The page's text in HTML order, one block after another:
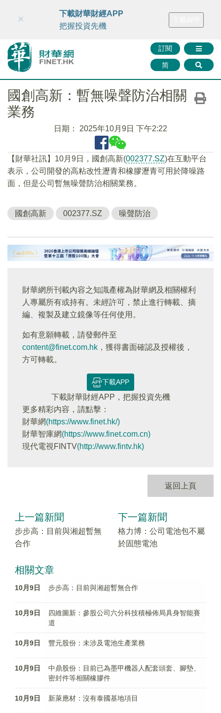
財華智庫網 FINTV FINMETA 財華證券 媒體矩陣
訂閱
简
×
下載財華財經APP
把握投資先機
國創高新：暫無噪聲防治相關
業務
日期： 2025年10月9日 下午2:22
【財華社訊】10月9日，國創高新(002377.SZ)在互動平台
表示，公司開發的高粘改性瀝青和橡膠瀝青可用於降噪路
面，但是公司暫無噪聲防治相關業務。
國創高新 002377.SZ 噪聲防治
財華網所刊載內容之知識產權為財華網及相關權利
人專屬所有或持有。未經許可，禁止進行轉載、摘
編、複製及建立鏡像等任何使用。
如有意願轉載，請發郵件至
content@finet.com.hk ，獲得書面確認及授權後，
方可轉載。
下載APP
下載財華財經APP，把握投資先機
更多精彩内容，請點擊：
財華網(https://www.finet.hk/)
財華智庫網(https://www.finet.com.cn)
現代電視FINTV(http://www.fintv.hk)
返回上頁
上一篇新聞
步步高：目前與湘超暫無
合作
下一篇新聞
格力博：公司電池包不屬
於固態電池
相關文章
10月9日 步步高：目前與湘超暫無合作
10月9日
四維圖新：參股公司六分科技積極佈局具身智能賽
道
10月9日 豐元股份：未涉及電池生產業務
10月9日
中鼎股份：目前已為墨甲機器人配套頭套、腳墊、
密封件等相關橡膠件
10月9日 新萊應材：沒有泰國基地項目